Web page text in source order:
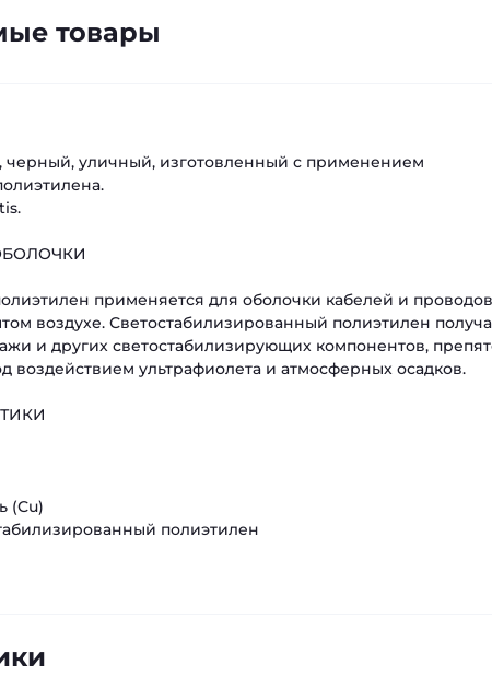
товары
черный, уличный, изготовленный с применением
применяется для оболочки кабелей и
воздухе. Светостабилизированный полиэтилен
и других светостабилизирующих компонентов,
воздействием ультрафиолета и атмосферных осадков.
(Сu)
полиэтилен